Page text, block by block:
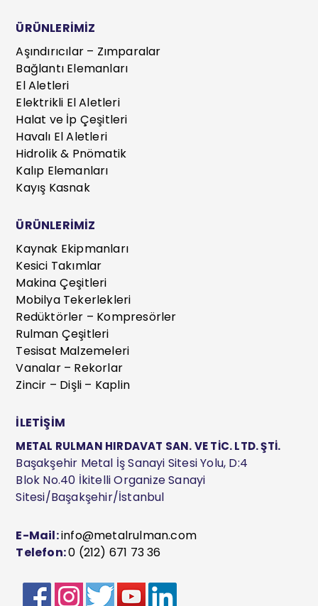
ÜRÜNLERİMİZ
Aşındırıcılar – Zımparalar
Bağlantı Elemanları
El Aletleri
Elektrikli El Aletleri
Halat ve İp Çeşitleri
Havalı El Aletleri
Hidrolik & Pnömatik
Kalıp Elemanları
Kayış Kasnak
ÜRÜNLERİMİZ
Kaynak Ekipmanları
Kesici Takımlar
Makina Çeşitleri
Mobilya Tekerlekleri
Redüktörler – Kompresörler
Rulman Çeşitleri
Tesisat Malzemeleri
Vanalar – Rekorlar
Zincir – Dişli – Kaplin
İLETİŞİM
METAL RULMAN HIRDAVAT SAN. VE TİC. LTD. ŞTİ.
Başakşehir Metal İş Sanayi Sitesi Yolu, D:4
Blok No.40 İkitelli Organize Sanayi
Sitesi/Başakşehir/İstanbul
E-Mail:info@metalrulman.com
Telefon:0 (212) 671 73 36